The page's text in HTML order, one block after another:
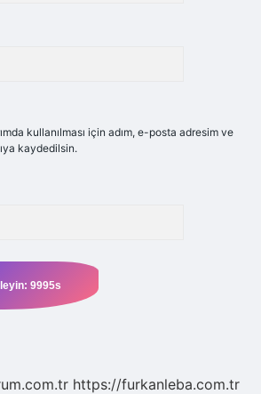
kullanılması için adım, e-posta adresim ve
kaydedilsin.
https://furkanleba.com.tr